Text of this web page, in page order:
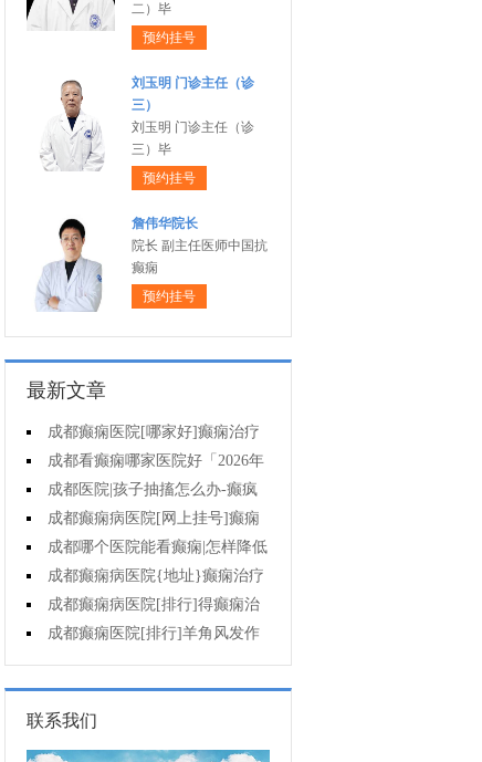
二）毕
预约挂号
刘玉明 门诊主任（诊
三）
刘玉明 门诊主任（诊
三）毕
预约挂号
詹伟华院长
院长 副主任医师中国抗
癫痫
预约挂号
最新文章
成都癫痫医院[哪家好]癫痫治疗
起来很困难吗?
成都看癫痫哪家医院好「2026年
度公布」为什么有癫痫的病人容易
猝死?
成都医院|孩子抽搐怎么办-癫疯
病病人反复发作的原因是什么?
成都癫痫病医院[网上挂号]癫痫
的治疗要注意什么?
成都哪个医院能看癫痫|怎样降低
癫痫遗传风险?
成都癫痫病医院{地址}癫痫治疗
中为什么还是犯病?
成都癫痫病医院[排行]得癫痫治
不好是为什么?
成都癫痫医院[排行]羊角风发作
有哪些危害?
联系我们